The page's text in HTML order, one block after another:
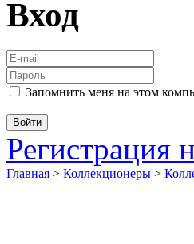
Вход
Запомнить меня на этом
Регистрация
Главная > Коллекционеры >